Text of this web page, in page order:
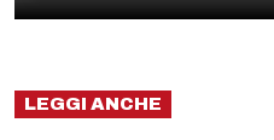
LEGGI ANCHE